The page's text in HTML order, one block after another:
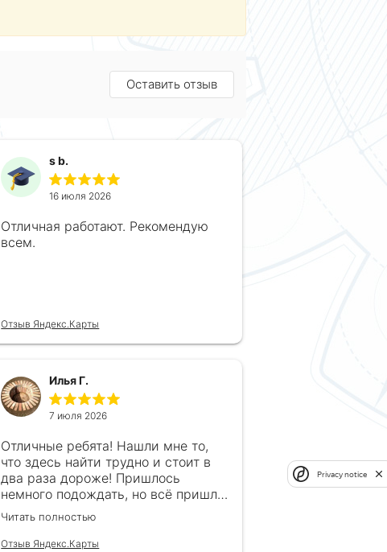
Оставить отзыв
s b.
16 июля 2026
Отличная работают. Рекомендую
всем.
Отзыв Яндекс.Карты
Илья Г.
7 июля 2026
Отличные ребята! Нашли мне то,
что здесь найти трудно и стоит в
два раза дороже! Пришлось
немного подождать, но всё пришло
в срок, без обмана. Продавец
всегда на связи! Буду ещё
обращаться! 👍
Читать полностью
Отзыв Яндекс.Карты
Privacy notice